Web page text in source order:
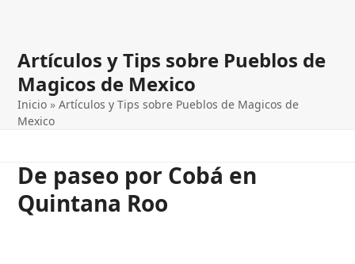
Artículos y Tips sobre Pueblos de
Magicos de Mexico
Inicio »Artículos y Tips sobre Pueblos de Magicos de
Mexico
De paseo por Cobá en
Quintana Roo